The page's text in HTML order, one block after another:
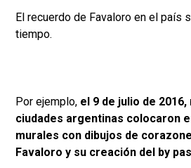
El recuerdo de Favaloro en el país
tiempo.
Por ejemplo, el 9 de julio de
ciudades argentinas colocaron
murales con dibujos de
Favaloro y su creación del by